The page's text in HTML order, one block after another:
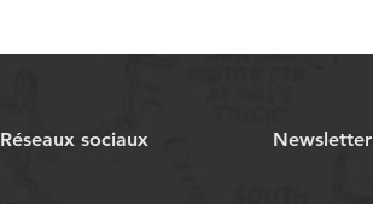
Réseaux sociaux Newsletter